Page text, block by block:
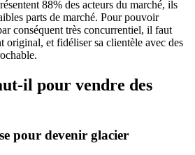
88% des acteurs du marché, ils
parts de marché. Pour pouvoir
conséquent très concurrentiel, il faut
original, et fidéliser sa clientèle avec des
il pour vendre des
pour devenir glacier